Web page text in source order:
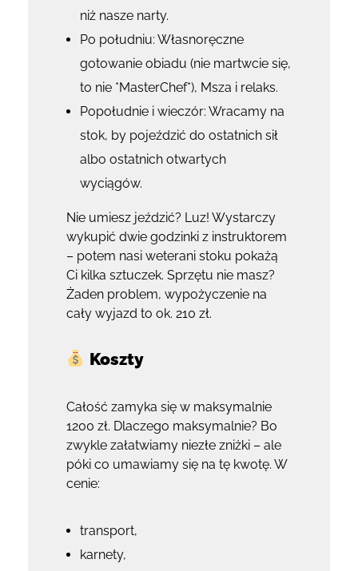
niż nasze narty.
Po południu: Własnoręczne
gotowanie obiadu (nie martwcie się,
to nie *MasterChef*), Msza i relaks.
Popołudnie i wieczór: Wracamy na
stok, by pojeździć do ostatnich sił
albo ostatnich otwartych
wyciągów.
Nie umiesz jeździć? Luz! Wystarczy
wykupić dwie godzinki z instruktorem
– potem nasi weterani stoku pokażą
Ci kilka sztuczek. Sprzętu nie masz?
Żaden problem, wypożyczenie na
cały wyjazd to ok. 210 zł.
Koszty
Całość zamyka się w maksymalnie
1200 zł. Dlaczego maksymalnie? Bo
zwykle załatwiamy niezłe zniżki – ale
póki co umawiamy się na tę kwotę. W
cenie:
transport,
karnety,